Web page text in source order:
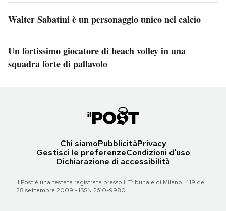
Walter Sabatini è un personaggio unico nel calcio
Un fortissimo giocatore di beach volley in una
squadra forte di pallavolo
Chi siamoPubblicitàPrivacy
Gestisci le preferenzeCondizioni d'uso
Dichiarazione di accessibilità
Il Post è una testata registrata presso il Tribunale di Milano, 419 del
28 settembre 2009 - ISSN 2610-9980